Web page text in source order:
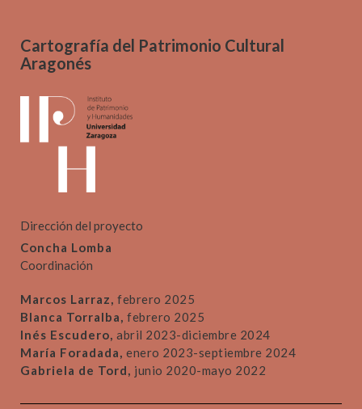
Cartografía del Patrimonio Cultural
Aragonés
Dirección del proyecto
Concha Lomba
Coordinación
Marcos Larraz, febrero 2025
Blanca Torralba, febrero 2025
Inés Escudero, abril 2023-diciembre 2024
María Foradada, enero 2023-septiembre 2024
Gabriela de Tord, junio 2020-mayo 2022